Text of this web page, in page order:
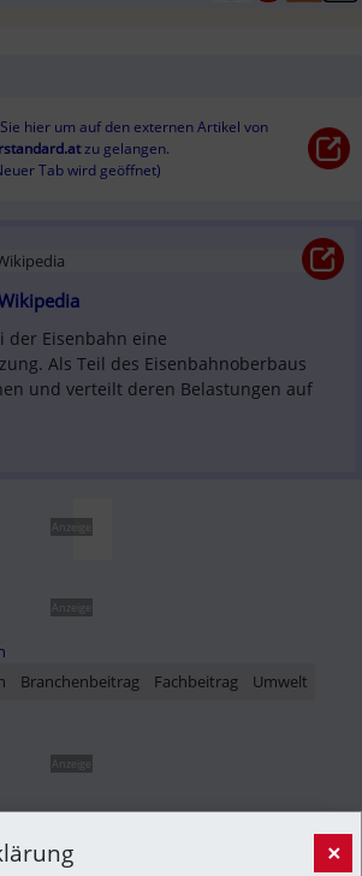
hier um auf den externen Artikel von
zu gelangen.
Tab wird geöffnet)
der Eisenbahn eine
Als Teil des Eisenbahnoberbaus
und verteilt deren Belastungen auf
Anzeige
Anzeige
Branchenbeitrag Fachbeitrag Umwelt
Anzeige
×